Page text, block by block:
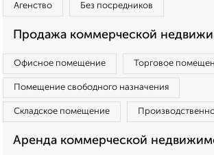
Агенство Без посредников
Продажа коммерческой
Офисное помещение Торговое
Помещение свободного назначения
Складское помещение
Аренда коммерческой